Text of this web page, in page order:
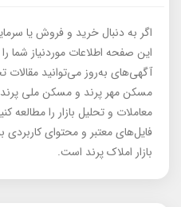
اگر به دنبال خرید و فروش یا
این صفحه اطلاعات موردنیاز شما
آگهی‌های به‌روز می‌توانید
مسکن مهر پرند و مسکن ملی
معاملات و تحلیل بازار را
فایل‌های معتبر و محتوای کاربردی
بازار املاک پرند است.